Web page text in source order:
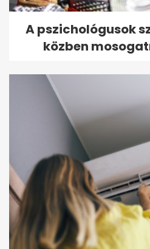
A pszichológusok
közben